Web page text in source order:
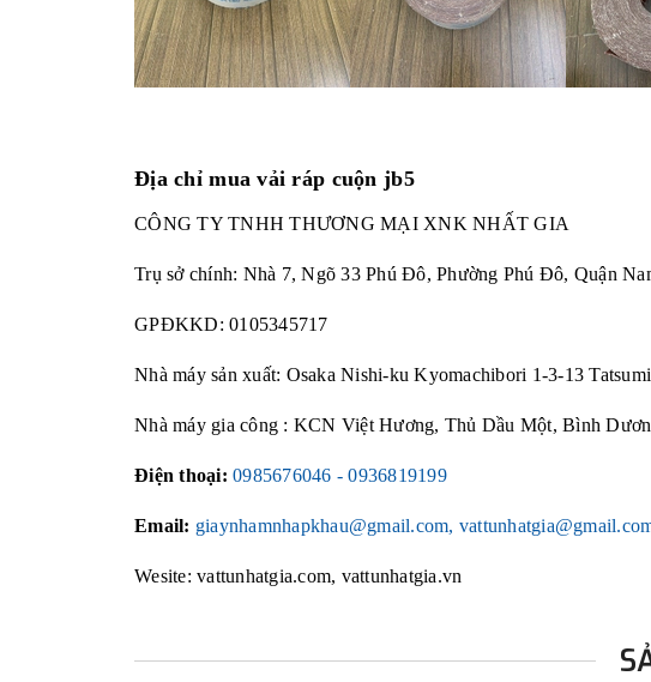
Địa chỉ mua vải ráp cuộn jb5
CÔNG TY TNHH THƯƠNG MẠI XNK NHẤT GIA
Trụ sở chính: Nhà 7, Ngõ 33 Phú Đô, Phường Phú Đô, Quận
GPĐKKD: 0105345717
Nhà máy sản xuất: Osaka Nishi-ku Kyomachibori 1-3-13 Tatsumi
Nhà máy gia công : KCN Việt Hương, Thủ Dầu Một, Bình
Điện thoại: 0985676046 - 0936819199
Email: giaynhamnhapkhau@gmail.com,
Wesite: vattunhatgia.com, vattunhatgia.vn